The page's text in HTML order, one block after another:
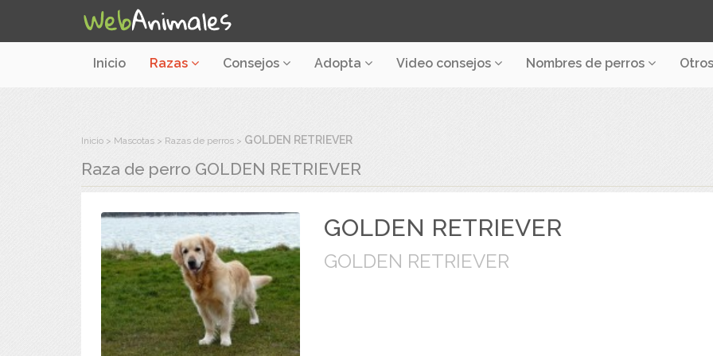
Inicio Razas Consejos Adopta Video consejos Nombres de perros
Inicio Mascotas Razas de perros GOLDEN RETRIEVER
Raza de perro GOLDEN RETRIEVER
GOLDEN RETRIEVER
GOLDEN RETRIEVER